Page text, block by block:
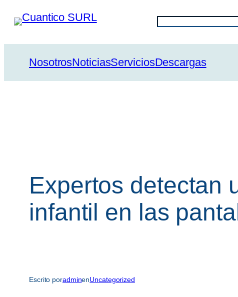
Saltar
contenido
Buscar
NosotrosNoticiasServiciosDescargas
Expertos detectan
infantil en las
Escrito poradminenUncategorized